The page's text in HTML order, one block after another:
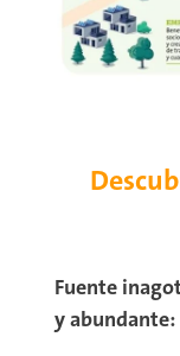
Fuente
y abundante: